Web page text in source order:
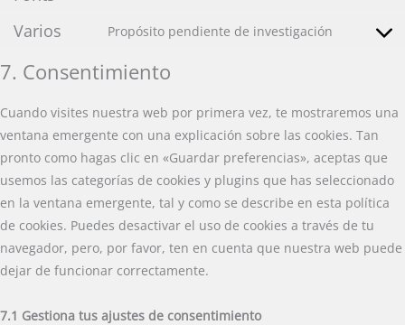
analytics
service
Varios Propósito pendiente de investigación
Consent
varios
7. Consentimiento
Cuando visites nuestra web por primera vez, te mostraremos una
ventana emergente con una explicación sobre las cookies. Tan
pronto como hagas clic en «Guardar preferencias», aceptas que
usemos las categorías de cookies y plugins que has seleccionado
en la ventana emergente, tal y como se describe en esta política
de cookies. Puedes desactivar el uso de cookies a través de tu
navegador, pero, por favor, ten en cuenta que nuestra web puede
dejar de funcionar correctamente.
7.1 Gestiona tus ajustes de consentimiento